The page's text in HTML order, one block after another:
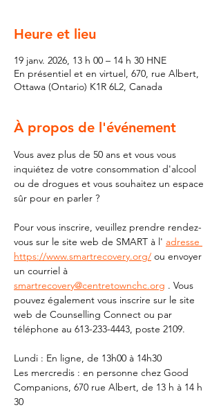
Heure et lieu
19 janv. 2026, 13 h 00 – 14 h 30 HNE
En présentiel et en virtuel, 670, rue Albert,
Ottawa (Ontario) K1R 6L2, Canada
À propos de l'événement
Vous avez plus de 50 ans et vous vous
inquiétez de votre consommation d'alcool
ou de drogues et vous souhaitez un espace
sûr pour en parler ?
Pour vous inscrire, veuillez prendre rendez-
vous sur le site web de SMART à l' adresse
https://www.smartrecovery.org/ ou envoyer
un courriel à
smartrecovery@centretownchc.org . Vous
pouvez également vous inscrire sur le site
web de Counselling Connect ou par
téléphone au 613-233-4443, poste 2109.
Lundi : En ligne, de 13h00 à 14h30
Les mercredis : en personne chez Good
Companions, 670 rue Albert, de 13 h à 14 h
30